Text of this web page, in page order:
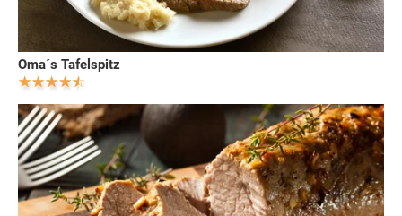
Oma´s Tafelspitz